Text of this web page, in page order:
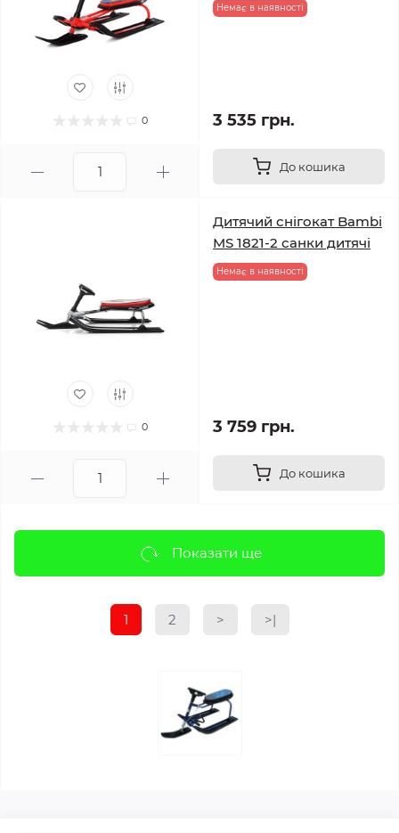
0
Немає в наявності
3 535 грн.
До кошика
0
Дитячий снігокат Bambi
MS 1821-2 санки дитячі
Немає в наявності
3 759 грн.
До кошика
Показати ще
1 2 > >|